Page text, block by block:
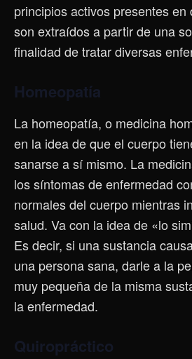
principios activos presentes
son extraídos a partir de una
finalidad de tratar diversas
Homeopatía
La homeopatía, o medicina
en la idea de que el cuerpo
sanarse a sí mismo. La
los síntomas de enfermedad
normales del cuerpo mientras
salud. Va con la idea de «lo
Es decir, si una sustancia
una persona sana, darle a la
muy pequeña de la misma
la enfermedad.
Quiropráctico